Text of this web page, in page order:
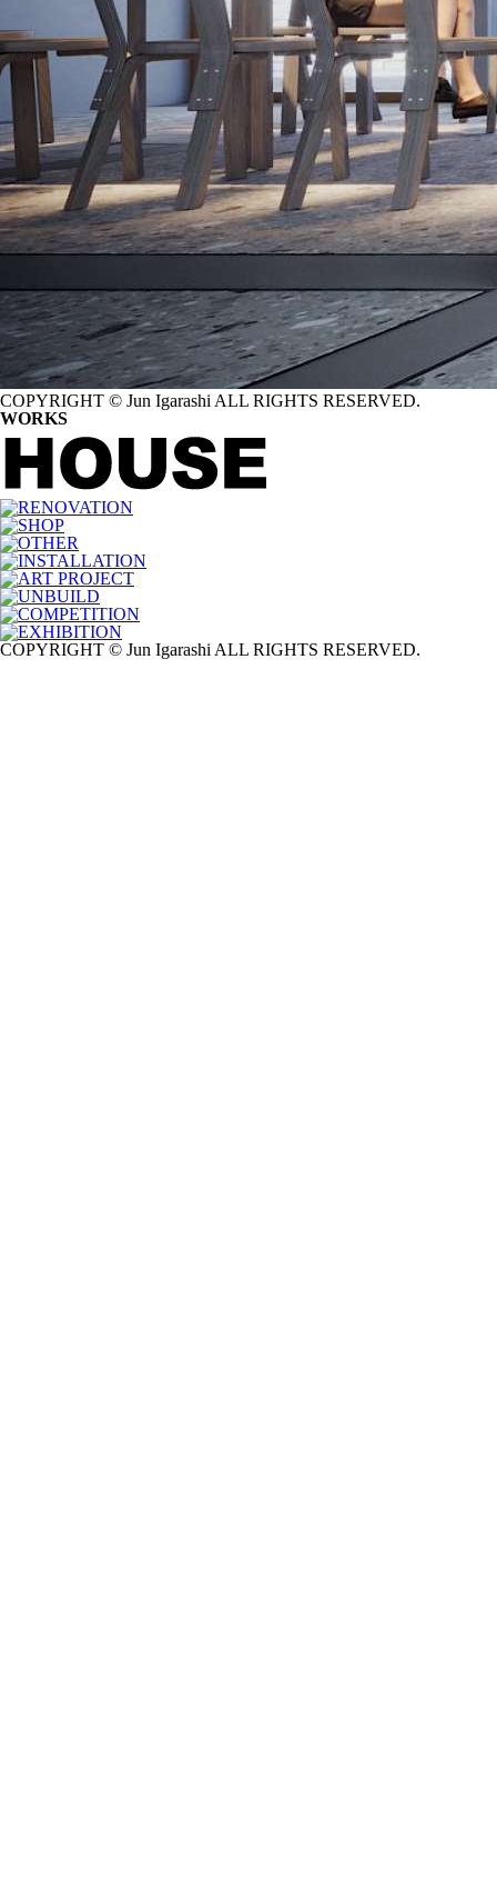
COPYRIGHT © Jun Igarashi ALL RIGHTS RESERVED.
WORKS
COPYRIGHT © Jun Igarashi ALL RIGHTS RESERVED.